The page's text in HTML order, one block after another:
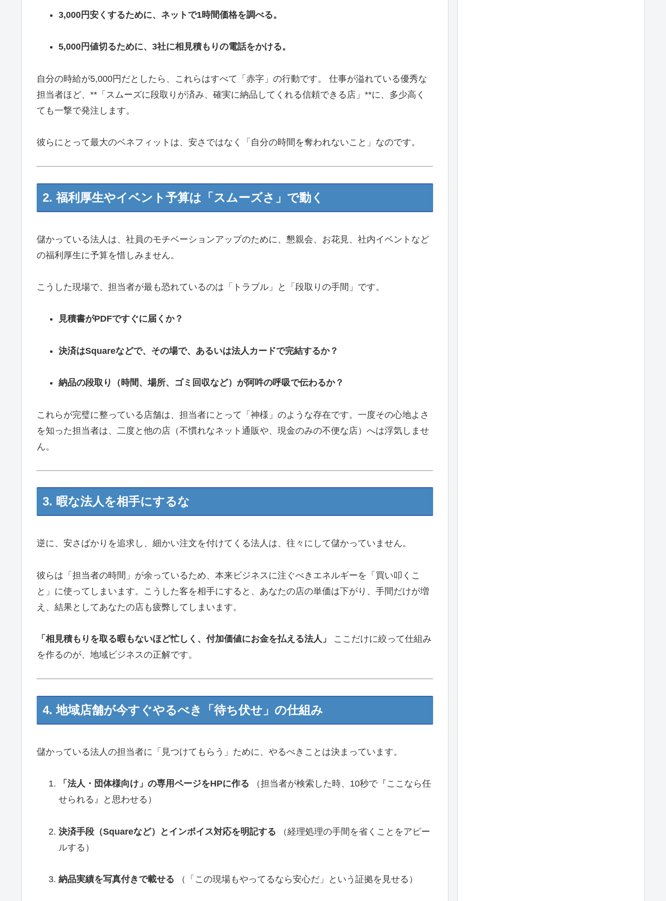
3,000円安くするために、ネットで1時間価格を調べる。
5,000円値切るために、3社に相見積もりの電話をかける。
自分の時給が5,000円だとしたら、これらはすべて「赤字」の行動です。 仕事が溢れている優秀な
担当者ほど、**「スムーズに段取りが済み、確実に納品してくれる信頼できる店」**に、多少高く
ても一撃で発注します。
彼らにとって最大のベネフィットは、安さではなく「自分の時間を奪われないこと」なのです。
2. 福利厚生やイベント予算は「スムーズさ」で動く
儲かっている法人は、社員のモチベーションアップのために、懇親会、お花見、社内イベントなど
の福利厚生に予算を惜しみません。
こうした現場で、担当者が最も恐れているのは「トラブル」と「段取りの手間」です。
見積書がPDFですぐに届くか？
決済はSquareなどで、その場で、あるいは法人カードで完結するか？
納品の段取り（時間、場所、ゴミ回収など）が阿吽の呼吸で伝わるか？
これらが完璧に整っている店舗は、担当者にとって「神様」のような存在です。一度その心地よさ
を知った担当者は、二度と他の店（不慣れなネット通販や、現金のみの不便な店）へは浮気しませ
ん。
3. 暇な法人を相手にするな
逆に、安さばかりを追求し、細かい注文を付けてくる法人は、往々にして儲かっていません。
彼らは「担当者の時間」が余っているため、本来ビジネスに注ぐべきエネルギーを「買い叩くこ
と」に使ってしまいます。こうした客を相手にすると、あなたの店の単価は下がり、手間だけが増
え、結果としてあなたの店も疲弊してしまいます。
「相見積もりを取る暇もないほど忙しく、付加価値にお金を払える法人」
ここだけに絞って仕組み
を作るのが、地域ビジネスの正解です。
4. 地域店舗が今すぐやるべき「待ち伏せ」の仕組み
儲かっている法人の担当者に「見つけてもらう」ために、やるべきことは決まっています。
「法人・団体様向け」の専用ページをHPに作る （担当者が検索した時、10秒で『ここなら任
せられる』と思わせる）
決済手段（Squareなど）とインボイス対応を明記する （経理処理の手間を省くことをアピー
ルする）
納品実績を写真付きで載せる （「この現場もやってるなら安心だ」という証拠を見せる）